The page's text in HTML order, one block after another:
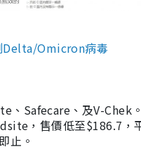
Delta/Omicron病毒
、Safecare、及V-Chek
，售價低至$186.7，
止。